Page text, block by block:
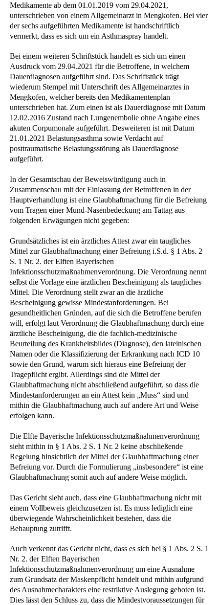
Medikamente ab dem 01.01.2019 vom 29.04.2021,
unterschrieben von einem Allgemeinarzt in Mengkofen. Bei vier
der sechs aufgeführten Medikamente ist handschriftlich
vermerkt, dass es sich um ein Asthmaspray handelt.
Bei einem weiteren Schriftstück handelt es sich um einen
Ausdruck vom 29.04.2021 für die Betroffene, in welchem
Dauerdiagnosen aufgeführt sind. Das Schriftstück trägt
wiederum Stempel mit Unterschrift des Allgemeinarztes in
Mengkofen, welcher bereits den Medikamentenplan
unterschrieben hat. Zum einen ist als Dauerdiagnose mit Datum
12.02.2016 Zustand nach Lungenembolie ohne Angabe eines
akuten Corpumonale aufgeführt. Desweiteren ist mit Datum
21.01.2021 Belastungsasthma sowie Verdacht auf
posttraumatische Belastungsstörung als Dauerdiagnose
aufgeführt.
In der Gesamtschau der Beweiswürdigung auch in
Zusammenschau mit der Einlassung der Betroffenen in der
Hauptverhandlung ist eine Glaubhaftmachung für die Befreiung
vom Tragen einer Mund-Nasenbedeckung am Tattag aus
folgenden Erwägungen nicht gegeben:
Grundsätzliches ist ein ärztliches Attest zwar ein taugliches
Mittel zur Glaubhaftmachung einer Befreiung i.S.d. § 1 Abs. 2
S. 1 Nr. 2. der Elften Bayerischen
Infektionsschutzmaßnahmenverordnung. Die Verordnung nennt
selbst die Vorlage eine ärztlichen Bescheinigung als taugliches
Mittel. Die Verordnung stellt zwar an die ärztliche
Bescheinigung gewisse Mindestanforderungen. Bei
gesundheitlichen Gründen, auf die sich die Betroffene berufen
will, erfolgt laut Verordnung die Glaubhaftmachung durch eine
ärztliche Bescheinigung, die die fachlich-medizinische
Beurteilung des Krankheitsbildes (Diagnose), den lateinischen
Namen oder die Klassifizierung der Erkrankung nach ICD 10
sowie den Grund, warum sich hieraus eine Befreiung der
Tragepflicht ergibt. Allerdings sind die Mittel der
Glaubhaftmachung nicht abschließend aufgeführt, so dass die
Mindestanforderungen an ein Attest kein „Muss“ sind und
mithin die Glaubhaftmachung auch auf andere Art und Weise
erfolgen kann.
Die Elfte Bayerische Infektionsschutzmaßnahmenverordnung
sieht mithin in § 1 Abs. 2 S. 1 Nr. 2 keine abschließende
Regelung hinsichtlich der Mittel der Glaubhaftmachung einer
Befreiung vor. Durch die Formulierung „insbesondere“ ist eine
Glaubhaftmachung somit auch auf andere Weise möglich.
Das Gericht sieht auch, dass eine Glaubhaftmachung nicht mit
einem Vollbeweis gleichzusetzen ist. Es muss lediglich eine
überwiegende Wahrscheinlichkeit bestehen, dass die
Behauptung zutrifft.
Auch verkennt das Gericht nicht, dass es sich bei § 1 Abs. 2 S. 1
Nr. 2. der Elften Bayerischen
Infektionsschutzmaßnahmenverordnung um eine Ausnahme
zum Grundsatz der Maskenpflicht handelt und mithin aufgrund
des Ausnahmecharakters eine restriktive Auslegung geboten ist.
Dies lässt den Schluss zu, dass die Mindestvoraussetzungen für